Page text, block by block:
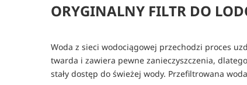
ORYGINALNY FILTR DO
Woda z sieci wodociągowej przechodzi proces
twarda i zawiera pewne zanieczyszczenia,
stały dostęp do świeżej wody. Przefiltrowana